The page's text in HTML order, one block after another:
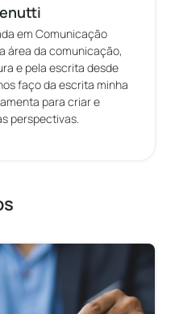
em Comunicação
área da comunicação,
e pela escrita desde
faço da escrita minha
para criar e
perspectivas.